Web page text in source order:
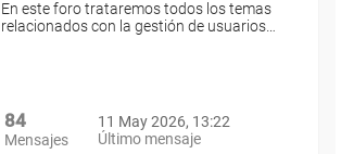
En este foro trataremos todos los temas
relacionados con la gestión de usuarios…
84
Mensajes
11 May 2026, 13:22
Último mensaje